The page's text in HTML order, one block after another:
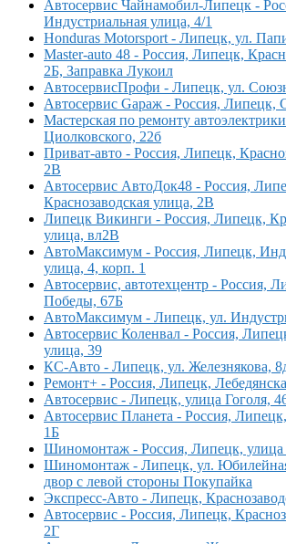
Автосервис Чайнамобил-Липецк -
Индустриальная улица, 4/1
Honduras Motorsport - Липецк, ул.
Master-auto 48 - Россия, Липецк,
2Б, Заправка Лукоил
АвтосервисПрофи - Липецк, ул.
Автосервис Gараж - Россия, Липецк,
Мастерская по ремонту
Циолковского, 22б
Приват-авто - Россия, Липецк,
2В
Автосервис АвтоДок48 - Россия,
Краснозаводская улица, 2В
Липецк Викинги - Россия, Липецк,
улица, вл2В
АвтоМаксимум - Россия, Липецк,
улица, 4, корп. 1
Автосервис, автотехцентр - Россия,
Победы, 67Б
АвтоМаксимум - Липецк, ул.
Автосервис Коленвал - Россия,
улица, 39
КС-Авто - Липецк, ул. Железнякова,
Ремонт+ - Россия, Липецк,
Автосервис - Липецк, улица Гоголя,
Автосервис Планета - Россия,
1Б
Шиномонтаж - Россия, Липецк,
Шиномонтаж - Липецк, ул.
двор с левой стороны Покупайка
Экспресс-Авто - Липецк,
Автосервис - Россия, Липецк,
2Г